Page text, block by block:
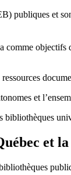
publiques et
comme objectifs
et l’
et